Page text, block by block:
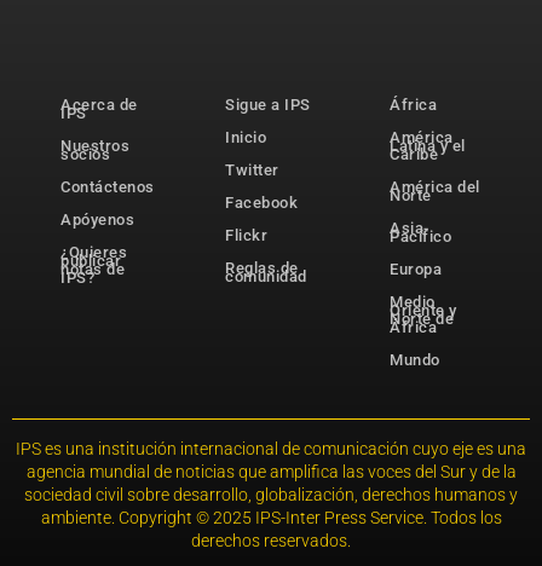
Acerca de
IPS
Nuestros
socios
Contáctenos
Apóyenos
¿Quieres
publicar
notas de
IPS?
Sigue a IPS
Inicio
Twitter
Facebook
Flickr
Reglas de
comunidad
África
América
Latina y el
Caribe
América del
Norte
Asia-
Pacífico
Europa
Medio
Oriente y
Norte de
África
Mundo
IPS es una institución internacional de comunicación cuyo eje es una
agencia mundial de noticias que amplifica las voces del Sur y de la
sociedad civil sobre desarrollo, globalización, derechos humanos y
ambiente. Copyright © 2025 IPS-Inter Press Service. Todos los
derechos reservados.